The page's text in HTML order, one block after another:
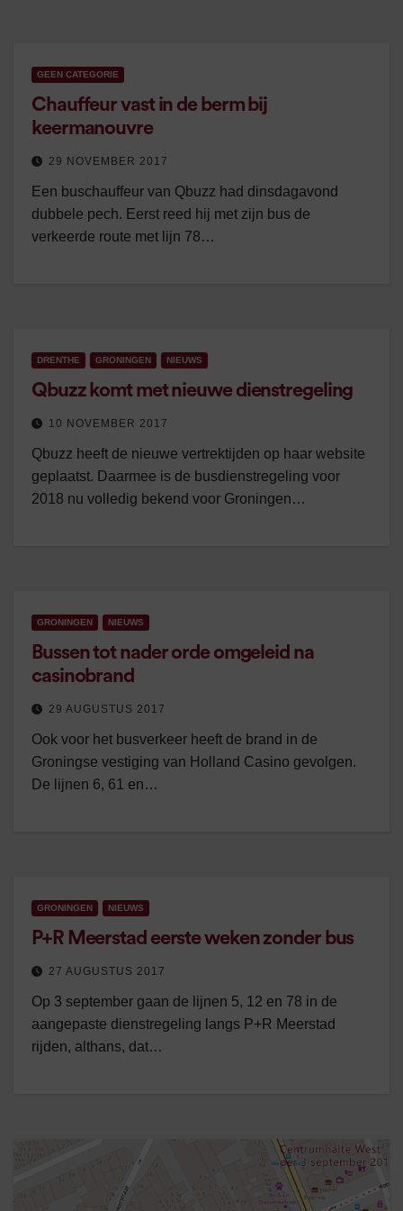
GEEN CATEGORIE
Chauffeur vast in de berm bij
keermanouvre
29 NOVEMBER 2017
Een buschauffeur van Qbuzz had dinsdagavond
dubbele pech. Eerst reed hij met zijn bus de
verkeerde route met lijn 78…
DRENTHE GRONINGEN NIEUWS
Qbuzz komt met nieuwe dienstregeling
10 NOVEMBER 2017
Qbuzz heeft de nieuwe vertrektijden op haar website
geplaatst. Daarmee is de busdienstregeling voor
2018 nu volledig bekend voor Groningen…
GRONINGEN NIEUWS
Bussen tot nader orde omgeleid na
casinobrand
29 AUGUSTUS 2017
Ook voor het busverkeer heeft de brand in de
Groningse vestiging van Holland Casino gevolgen.
De lijnen 6, 61 en…
GRONINGEN NIEUWS
P+R Meerstad eerste weken zonder bus
27 AUGUSTUS 2017
Op 3 september gaan de lijnen 5, 12 en 78 in de
aangepaste dienstregeling langs P+R Meerstad
rijden, althans, dat…